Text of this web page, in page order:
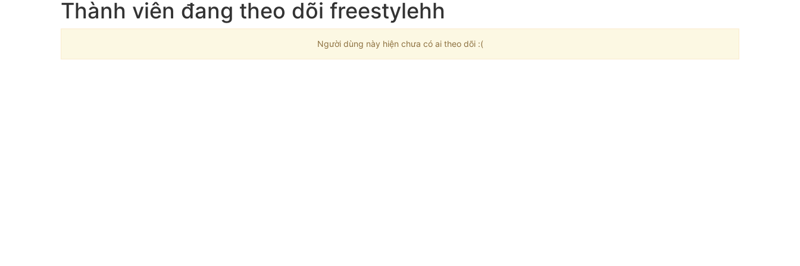
Thành viên đang theo dõi freestylehh
Người dùng này hiện chưa có ai theo dõi :(